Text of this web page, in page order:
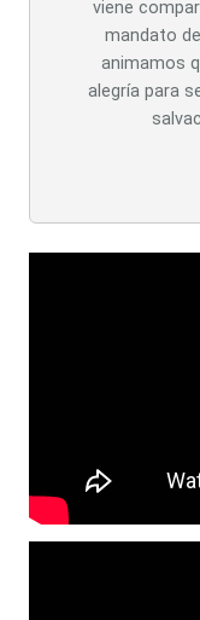
viene
mandato
animamos
alegría para